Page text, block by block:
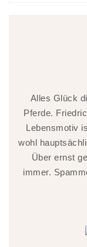
Alles Glück
Pferde.
Lebensmotiv
wohl
Über ernst
immer.